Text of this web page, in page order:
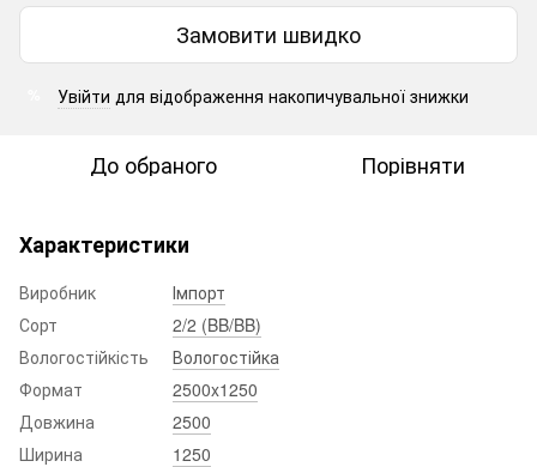
Замовити швидко
Увійти для відображення накопичувальної знижки
До обраного Порівняти
Характеристики
Виробник
Імпорт
Сорт
2/2 (BB/BB)
Вологостійкість
Вологостійка
Формат
2500x1250
Довжина
2500
Ширина
1250